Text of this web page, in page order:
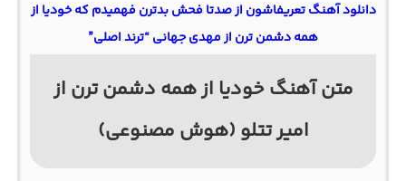
دانلود آهنگ تعریفاشون از صدتا فحش بدترن فهمیدم که خودیا از
همه دشمن ترن از مهدی جهانی “ترند اصلی”
متن آهنگ خودیا از همه دشمن ترن از
امیر تتلو (هوش مصنوعی)